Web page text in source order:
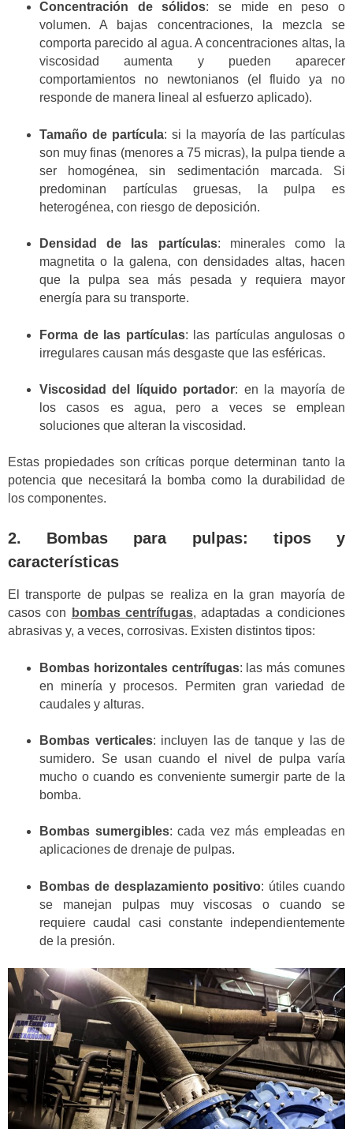
Concentración de sólidos: se mide en peso o
volumen. A bajas concentraciones, la mezcla se
comporta parecido al agua. A concentraciones altas, la
viscosidad aumenta y pueden aparecer
comportamientos no newtonianos (el fluido ya no
responde de manera lineal al esfuerzo aplicado).
Tamaño de partícula: si la mayoría de las partículas
son muy finas (menores a 75 micras), la pulpa tiende a
ser homogénea, sin sedimentación marcada. Si
predominan partículas gruesas, la pulpa es
heterogénea, con riesgo de deposición.
Densidad de las partículas: minerales como la
magnetita o la galena, con densidades altas, hacen
que la pulpa sea más pesada y requiera mayor
energía para su transporte.
Forma de las partículas: las partículas angulosas o
irregulares causan más desgaste que las esféricas.
Viscosidad del líquido portador: en la mayoría de
los casos es agua, pero a veces se emplean
soluciones que alteran la viscosidad.
Estas propiedades son críticas porque determinan tanto la
potencia que necesitará la bomba como la durabilidad de
los componentes.
2. Bombas para pulpas: tipos y
características
El transporte de pulpas se realiza en la gran mayoría de
casos con
bombas centrífugas, adaptadas a condiciones
abrasivas y, a veces, corrosivas. Existen distintos tipos:
Bombas horizontales centrífugas: las más comunes
en minería y procesos. Permiten gran variedad de
caudales y alturas.
Bombas verticales: incluyen las de tanque y las de
sumidero. Se usan cuando el nivel de pulpa varía
mucho o cuando es conveniente sumergir parte de la
bomba.
Bombas sumergibles: cada vez más empleadas en
aplicaciones de drenaje de pulpas.
Bombas de desplazamiento positivo: útiles cuando
se manejan pulpas muy viscosas o cuando se
requiere caudal casi constante independientemente
de la presión.